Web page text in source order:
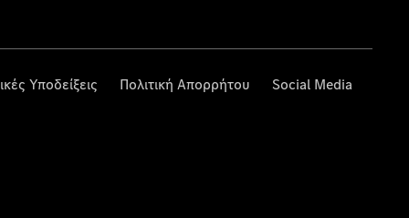
Υποδείξεις Πολιτική Απορρήτου Social Media